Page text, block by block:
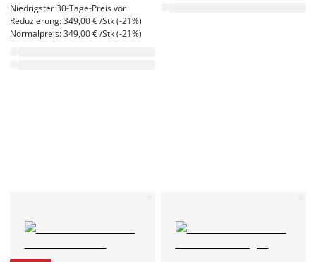
Niedrigster 30-Tage-Preis vor
Reduzierung: 349,00 € /Stk (-21%)
Normalpreis: 349,00 € /Stk (-21%)